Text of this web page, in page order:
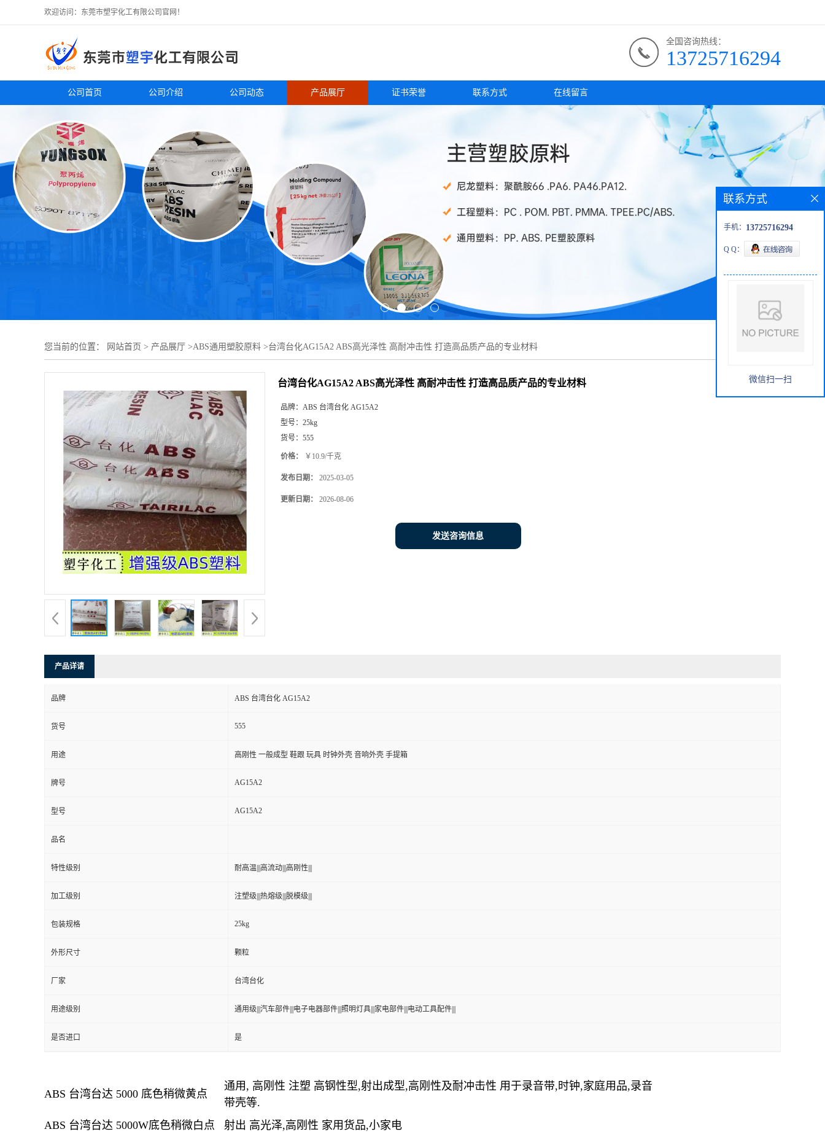
欢迎访问：东莞市塑宇化工有限公司官网！
全国咨询热线：
13725716294
公司首页 公司介绍 公司动态 产品展厅 证书荣誉 联系方式 在线留言
您当前的位置： 网站首页 > 产品展厅 >ABS通用塑胶原料 >台湾台化AG15A2 ABS高光泽性 高耐冲击性 打造高品质产品的专业材料
台湾台化AG15A2 ABS高光泽性 高耐冲击性 打造高品质产品的专业材料
品牌： ABS 台湾台化 AG15A2
型号： 25kg
货号： 555
价格： ￥10.9/千克
发布日期： 2025-03-05
更新日期： 2026-08-06
发送咨询信息
产品详请
品牌 ABS 台湾台化 AG15A2
货号 555
用途 高刚性 一般成型 鞋跟 玩具 时钟外壳 音响外壳 手提箱
牌号 AG15A2
型号 AG15A2
品名
特性级别 耐高温|||高流动|||高刚性|||
加工级别 注塑级|||热熔级|||脱模级|||
包装规格 25kg
外形尺寸 颗粒
厂家 台湾台化
用途级别 通用级|||汽车部件|||电子电器部件|||照明灯具|||家电部件|||电动工具配件|||
是否进口 是
ABS 台湾台达 5000 底色稍微黄点
通用, 高刚性 注塑 高钢性型,射出成型,高刚性及耐冲击性 用于录音带,时钟,家庭用品,录音
带壳等.
ABS 台湾台达 5000W底色稍微白点
射出 高光泽,高刚性 家用货品,小家电
联系方式
手机： 13725716294
Q Q：
微信扫一扫